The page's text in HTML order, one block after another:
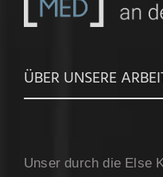
ÜBER UNSERE
Unser durch die Else